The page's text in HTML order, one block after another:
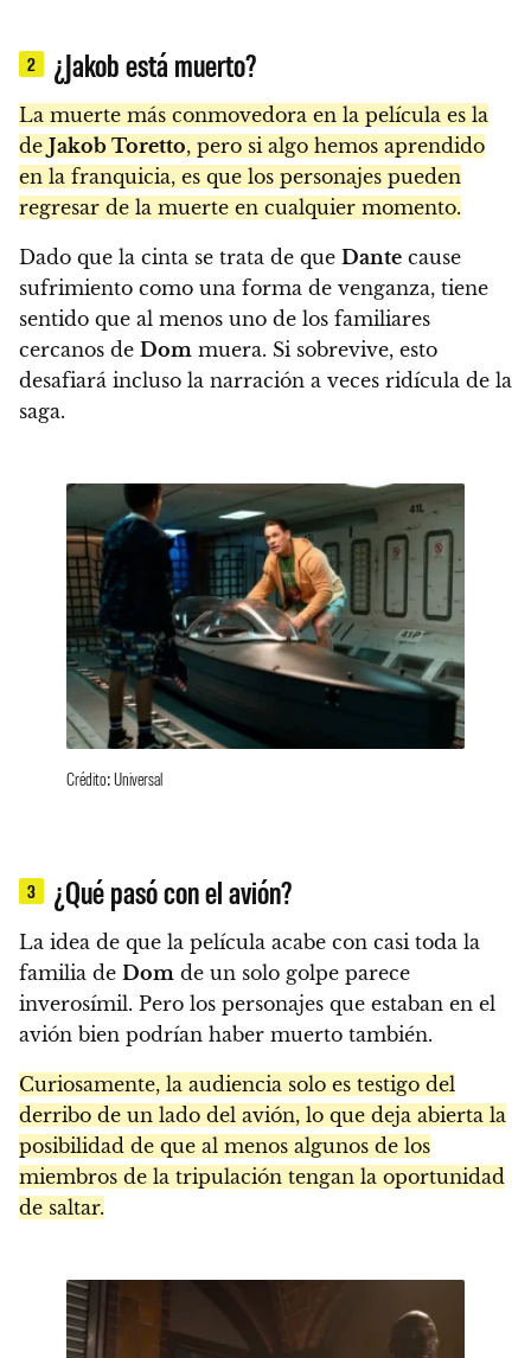
2 ¿Jakob está muerto?
La muerte más conmovedora en la película es la
de Jakob Toretto, pero si algo hemos aprendido
en la franquicia, es que los personajes pueden
regresar de la muerte en cualquier momento.
Dado que la cinta se trata de que Dante cause
sufrimiento como una forma de venganza, tiene
sentido que al menos uno de los familiares
cercanos de Dom muera. Si sobrevive, esto
desafiará incluso la narración a veces ridícula de la
saga.
Crédito: Universal
3 ¿Qué pasó con el avión?
La idea de que la película acabe con casi toda la
familia de Dom de un solo golpe parece
inverosímil. Pero los personajes que estaban en el
avión bien podrían haber muerto también.
Curiosamente, la audiencia solo es testigo del
derribo de un lado del avión, lo que deja abierta la
posibilidad de que al menos algunos de los
miembros de la tripulación tengan la oportunidad
de saltar.